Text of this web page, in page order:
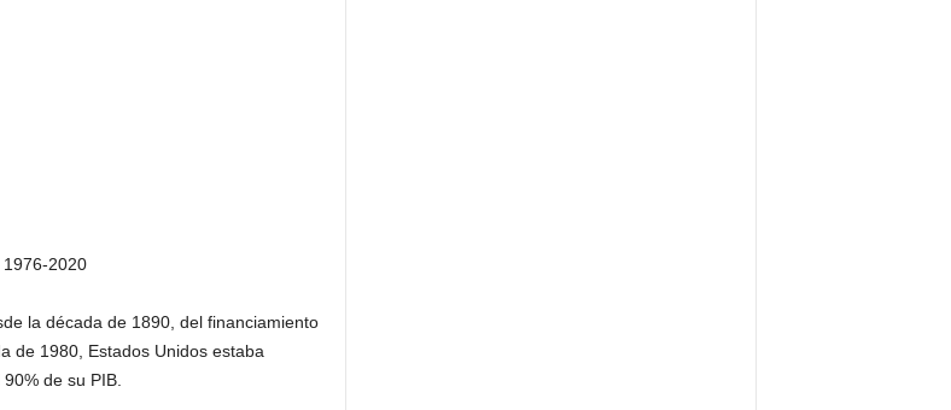
2020
la década de 1890, del financiamiento
de 1980, Estados Unidos estaba
de su PIB.